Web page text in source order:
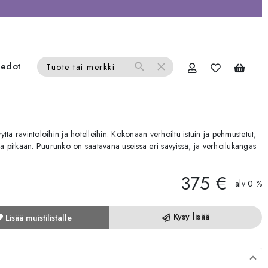
Tuote tai merkki search close
ravintoloihin ja hotelleihin. Kokonaan verhoiltu istuin ja pehmustetut,
pitkään. Puurunko on saatavana useissa eri sävyissä, ja verhoilukangas
375 € alv 0 %
Lisää muistilistalle Kysy lisää